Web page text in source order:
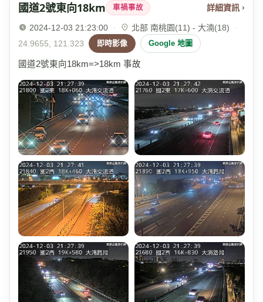
國道2號東向18km 車禍事故 詳細資訊 ›
2024-12-03 21:23:00 · 北部 南桃園(11) - 大湳(18)
·
24.9655, 121.323
即時影像 Google 地圖
國道2號東向18km=>18km 事故